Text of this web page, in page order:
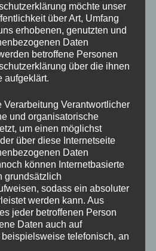
Kauflink.>LINK<
möchte unser
über Art, Umfang
erhobenen, genutzten und
Daten
betroffene Personen
über die ihnen
aufgeklärt.
Verarbeitung Verantwortlicher
und organisatorische
um einen möglichst
über diese Internetseite
Daten
können Internetbasierte
grundsätzlich
sodass ein absoluter
werden kann. Aus
jeder betroffenen Person
Daten auch auf
telefonisch, an